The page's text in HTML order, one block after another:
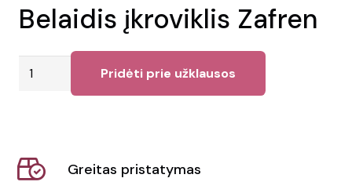
Belaidis įkroviklis Zafren
produkto
Zafren
Pridėti prie užklausos
Greitas pristatymas